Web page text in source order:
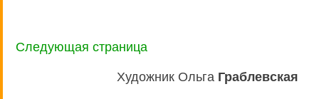
Следующая страница
Художник Ольга Граблевская